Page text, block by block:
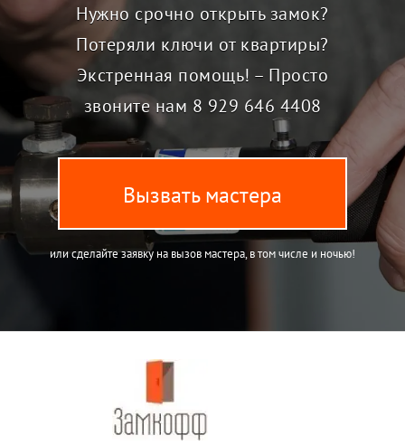
Нужно срочно открыть замок?
Потеряли ключи от квартиры?
Экстренная помощь! – Просто
звоните нам 8 929 646 4408
Вызвать мастера
или сделайте заявку на вызов мастера, в том числе и ночью!